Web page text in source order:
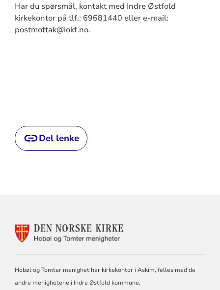
Har du spørsmål, kontakt med Indre Østfold
kirkekontor på tlf.: 69681440 eller e-mail:
postmottak@iokf.no.
Del lenke
KONTAKTINFORMASJON
KIRKE
I
HOBØL
Hobøl og Tomter menighet har kirkekontor i Askim, felles med de
andre menighetene i Indre Østfold kommune.